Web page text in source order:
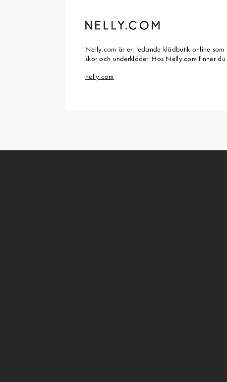
Nelly.com är en ledande klädbutik online
skor och underkläder. Hos Nelly.com finner
nelly.com